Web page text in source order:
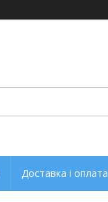
Доставка і оплата